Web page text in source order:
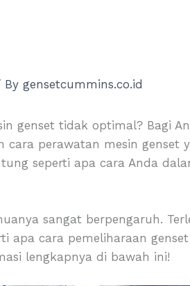
Bygensetcummins.co.id
genset tidak optimal? Bagi
perawatan mesin genset
seperti apa cara Anda
sangat berpengaruh.
apa cara pemeliharaan
lengkapnya di bawah ini!